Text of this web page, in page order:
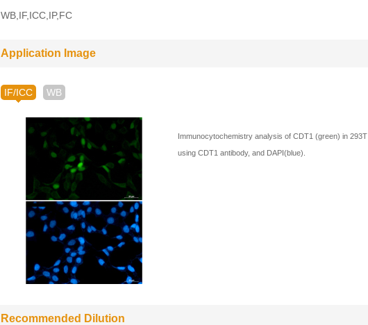
WB,IF,ICC,IP,FC
Application Image
IF/ICC WB
Immunocytochemistry analysis of CDT1 (green) in 293T
using CDT1 antibody, and DAPI(blue).
Recommended Dilution